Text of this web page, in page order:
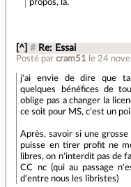
propos, là.
[^] # Re: Essai
Posté parcram51 le 24
j'ai envie de dire que
quelques bénéfices de
oblige pas a changer la
ce soit pour MS, c'est un
Après, savoir si une
puisse en tirer profit ne
libres, on n'interdit pas de
CC nc (qui au passage
d'entre nous les libristes)